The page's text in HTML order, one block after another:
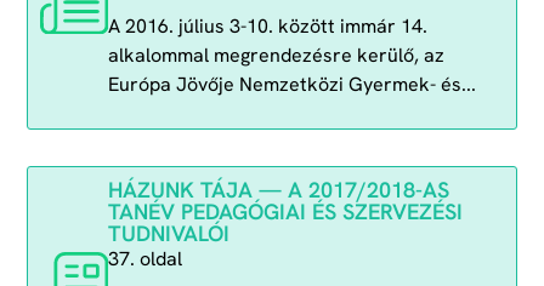
A 2016. július 3-10. között immár 14.
alkalommal megrendezésre kerülő, az
Európa Jövője Nemzetközi Gyermek- és...
HÁZUNK TÁJA — A 2017/2018-AS
TANÉV PEDAGÓGIAI ÉS SZERVEZÉSI
TUDNIVALÓI
37. oldal